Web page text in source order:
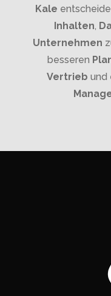
Kale
Inhalten,
Unternehmen
besseren
Vertrieb und